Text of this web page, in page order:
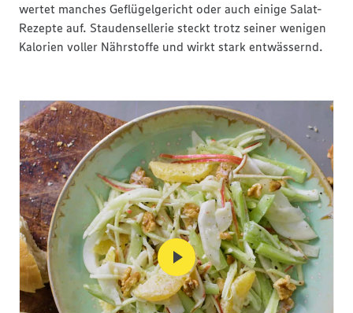
wertet manches Geflügelgericht oder auch einige Salat-
Rezepte auf. Staudensellerie steckt trotz seiner wenigen
Kalorien voller Nährstoffe und wirkt stark entwässernd.